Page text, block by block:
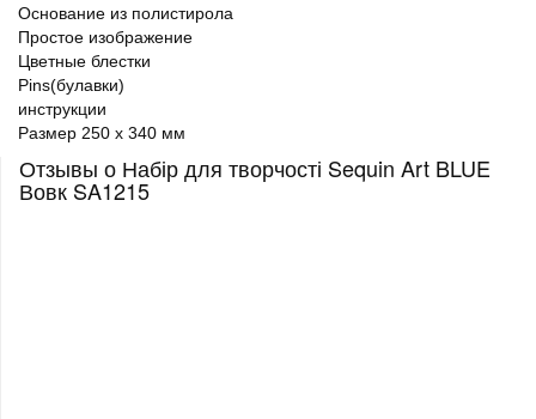
Основание из полистирола
Простое изображение
Цветные блестки
Pins(булавки)
инструкции
Размер 250 x 340 мм
Отзывы о Набір для творчості Sequin Art BLUE
Вовк SA1215